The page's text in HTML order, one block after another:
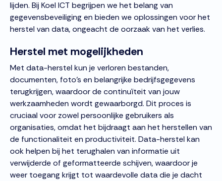
lijden. Bij Koel ICT begrijpen we het belang van
gegevensbeveiliging en bieden we oplossingen voor het
herstel van data, ongeacht de oorzaak van het verlies.
Herstel met mogelijkheden
Met data-herstel kun je verloren bestanden,
documenten, foto's en belangrijke bedrijfsgegevens
terugkrijgen, waardoor de continuïteit van jouw
werkzaamheden wordt gewaarborgd. Dit proces is
cruciaal voor zowel persoonlijke gebruikers als
organisaties, omdat het bijdraagt aan het herstellen van
de functionaliteit en productiviteit. Data-herstel kan
ook helpen bij het terughalen van informatie uit
verwijderde of geformatteerde schijven, waardoor je
weer toegang krijgt tot waardevolle data die je dacht